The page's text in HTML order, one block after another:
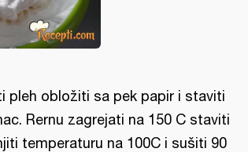
pleh obložiti sa pek papir i staviti
Rernu zagrejati na 150 C staviti
temperaturu na 100C i sušiti 90